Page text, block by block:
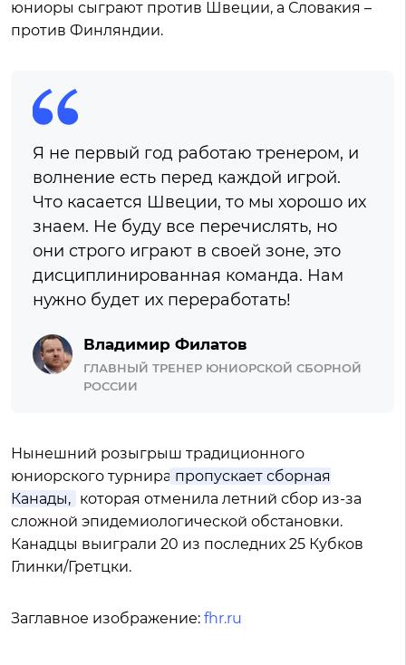
юниоры сыграют против Швеции, а Словакия –
против Финляндии.
Я не первый год работаю тренером, и
волнение есть перед каждой игрой.
Что касается Швеции, то мы хорошо их
знаем. Не буду все перечислять, но
они строго играют в своей зоне, это
дисциплинированная команда. Нам
нужно будет их переработать!
Владимир Филатов
ГЛАВНЫЙ ТРЕНЕР ЮНИОРСКОЙ СБОРНОЙ
РОССИИ
Нынешний розыгрыш традиционного
юниорского турнира пропускает сборная
Канады, которая отменила летний сбор из-за
сложной эпидемиологической обстановки.
Канадцы выиграли 20 из последних 25 Кубков
Глинки/Гретцки.
Заглавное изображение: fhr.ru